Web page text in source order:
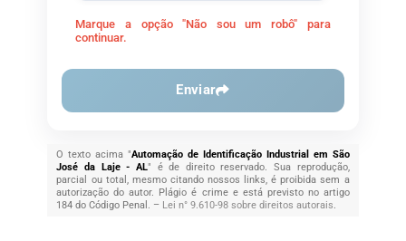
Marque a opção "Não sou um robô" para
continuar.
Enviar
O texto acima "Automação de Identificação Industrial em São
José da Laje - AL" é de direito reservado. Sua reprodução,
parcial ou total, mesmo citando nossos links, é proibida sem a
autorização do autor. Plágio é crime e está previsto no artigo
184 do Código Penal. – Lei n° 9.610-98 sobre direitos autorais.